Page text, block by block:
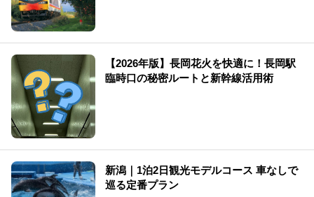
【2026年版】長岡花火を快適に！長岡駅
臨時口の秘密ルートと新幹線活用術
新潟｜1泊2日観光モデルコース 車なしで
巡る定番プラン